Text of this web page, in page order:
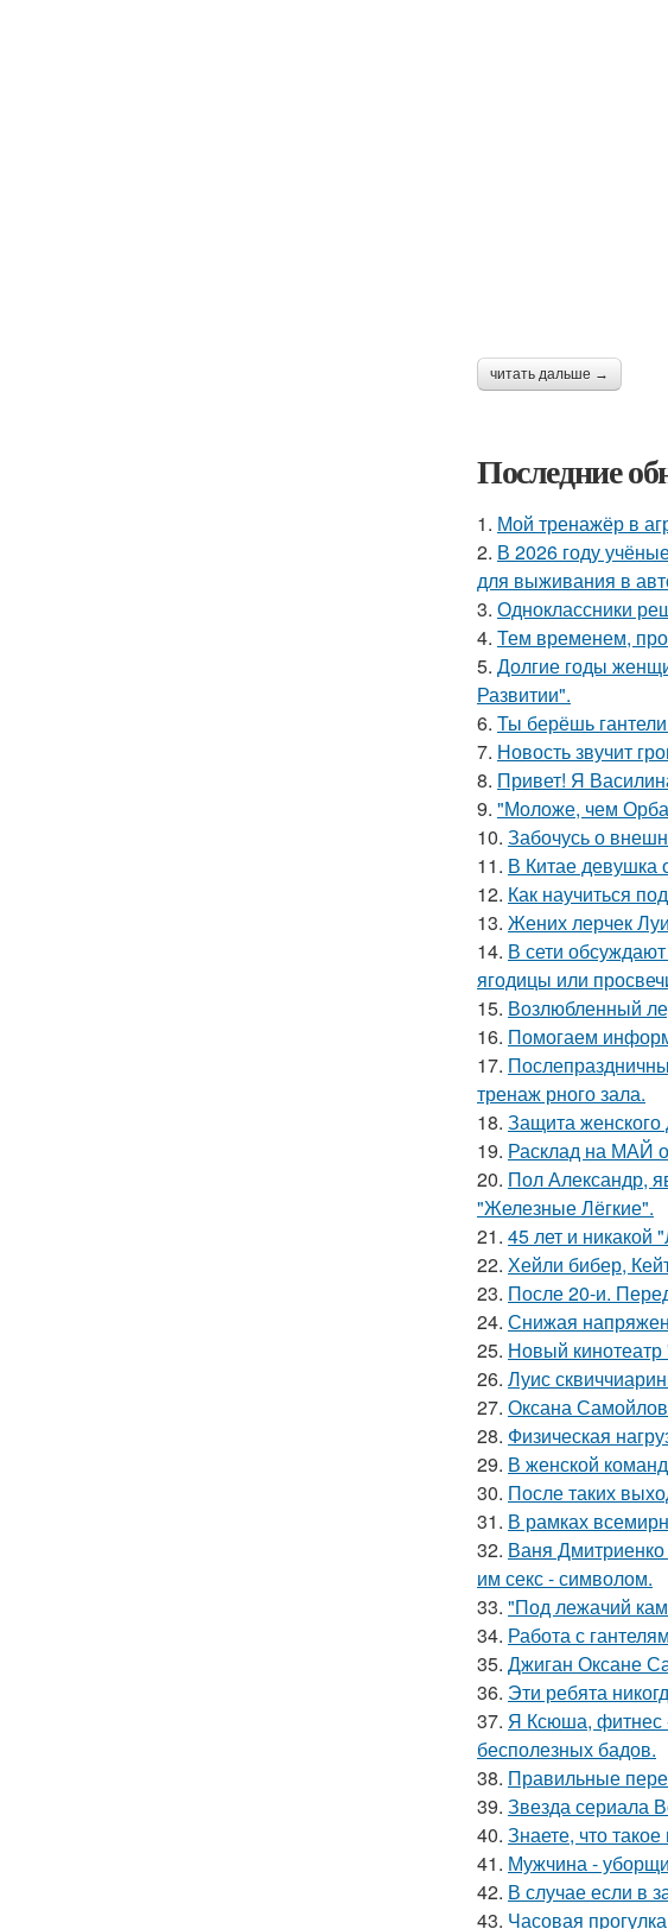
читать дальше →
Последние
1. Мой тренажёр в
2. В 2026 году
для выживания в
3. Одноклассники
4. Тем временем,
5. Долгие годы
Развитии".
6. Ты берёшь
7. Новость звучит
8. Привет! Я
9. "Моложе, чем
10. Забочусь о
11. В Китае девушка
12. Как научиться
13. Жених лерчек
14. В сети
ягодицы или
15. Возлюбленный
16. Помогаем
17.
тренаж рного зала.
18. Защита женского
19. Расклад на МАЙ
20. Пол Александр,
"Железные Лёгкие".
21. 45 лет и никакой
22. Хейли бибер,
23. После 20-и.
24. Снижая
25. Новый
26. Луис
27. Оксана
28. Физическая
29. В женской
30. После таких
31. В рамках
32. Ваня
им секс - символом.
33. "Под лежачий
34. Работа с
35. Джиган Оксане
36. Эти ребята
37. Я Ксюша, фитнес
бесполезных бадов.
38. Правильные
39. Звезда сериала
40. Знаете, что
41. Мужчина -
42. В случае если в
43. Часовая